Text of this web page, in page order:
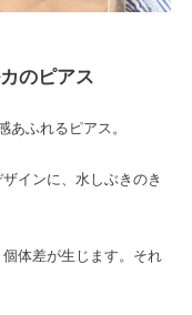
のピアス
あふれるピアス。
インに、水しぶきのき
体差が生じます。それ